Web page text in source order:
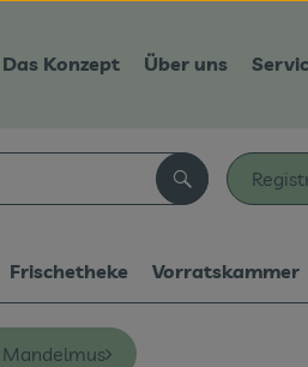
Das Konzept Über uns
Suchen
Frischetheke Vorratskammer
Mandelmus